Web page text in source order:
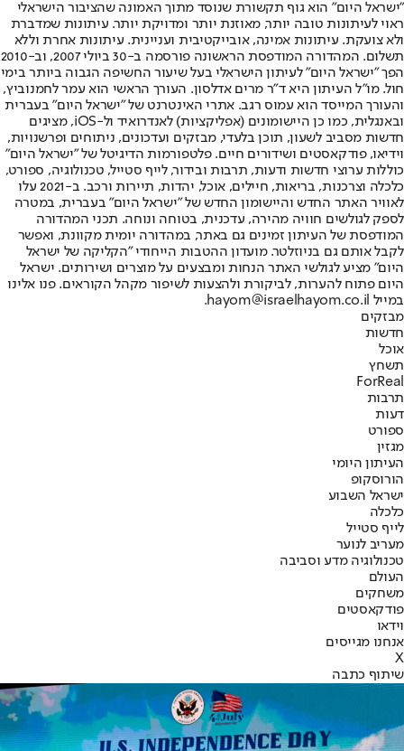
"ישראל היום" הוא גוף תקשורת שנוסד מתוך האמונה שהציבור הישראלי
ראוי לעיתונות טובה יותר, מאוזנת יותר ומדויקת יותר. עיתונות שמדברת
ולא צועקת. עיתונות אמינה, אובייקטיבית ועניינית. עיתונות אחרת וללא
תשלום. המהדורה המודפסת הראשונה פורסמה ב-30 ביולי 2007, וב-2010
הפך "ישראל היום" לעיתון הישראלי בעל שיעור החשיפה הגבוה ביותר בימי
חול. מו"ל העיתון היא ד"ר מרים אדלסון. העורך הראשי הוא עמר לחמנוביץ,
והעורך המייסד הוא עמוס רגב. אתרי האינטרנט של "ישראל היום" בעברית
ובאנגלית, כמו כן היישומונים (אפליקציות) לאנדרואיד ול-iOS, מציגים
חדשות מסביב לשעון, תוכן בלעדי, מבזקים ועדכונים, ניתוחים ופרשנויות,
וידיאו, פודקאסטים ושידורים חיים. פלטפורמות הדיגיטל של "ישראל היום"
כוללות ערוצי חדשות ודעות, תרבות ובידור, לייף סטייל, טכנולוגיה, ספורט,
כלכלה וצרכנות, בריאות, חיילים, אוכל, יהדות, תיירות ורכב. ב-2021 עלו
לאוויר האתר החדש והיישומון החדש של "ישראל היום" בעברית, במטרה
לספק לגולשים חוויה מהירה, עדכנית, בטוחה ונוחה. תכני המהדורה
המודפסת של העיתון זמינים גם באתר, במהדורה יומית מקוונת, ואפשר
לקבל אותם גם בניוזלטר. מועדון ההטבות הייחודי "הקליקה של ישראל
היום" מציע לגולשי האתר הנחות ומבצעים על מוצרים ושירותים. ישראל
היום פתוח להערות, לביקורת ולהצעות לשיפור מקהל הקוראים. פנו אלינו
במייל hayom@israelhayom.co.il.
מבזקים
חדשות
אוכל
תשחץ
ForReal
תרבות
דעות
ספורט
מגזין
העיתון היומי
הורוסקופ
ישראל השבוע
כלכלה
לייף סטייל
מעריב לנוער
טכנולוגיה מדע וסביבה
העולם
משחקים
פודקאסטים
וידאו
אנחנו מגייסים
X
שיתוף כתבה